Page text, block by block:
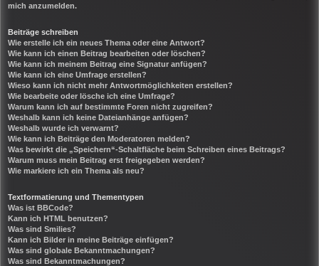
mich anzumelden.
Beiträge schreiben
Wie erstelle ich ein neues Thema oder eine Antwort?
Wie kann ich einen Beitrag bearbeiten oder löschen?
Wie kann ich meinem Beitrag eine Signatur anfügen?
Wie kann ich eine Umfrage erstellen?
Wieso kann ich nicht mehr Antwortmöglichkeiten erstellen?
Wie bearbeite oder lösche ich eine Umfrage?
Warum kann ich auf bestimmte Foren nicht zugreifen?
Weshalb kann ich keine Dateianhänge anfügen?
Weshalb wurde ich verwarnt?
Wie kann ich Beiträge den Moderatoren melden?
Was bewirkt die „Speichern“-Schaltfläche beim Schreiben eines Beitrags?
Warum muss mein Beitrag erst freigegeben werden?
Wie markiere ich ein Thema als neu?
Textformatierung und Thementypen
Was ist BBCode?
Kann ich HTML benutzen?
Was sind Smilies?
Kann ich Bilder in meine Beiträge einfügen?
Was sind globale Bekanntmachungen?
Was sind Bekanntmachungen?